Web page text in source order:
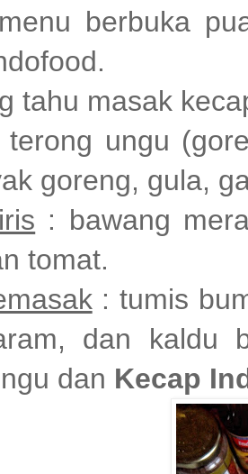
berbuka
tahu masak
terong ungu
goreng, gula,
: bawang
tomat.
: tumis
dan kaldu
dan Kecap